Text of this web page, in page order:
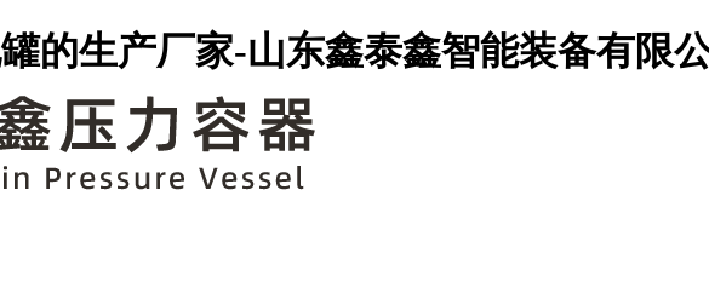
的生产厂家-山东鑫泰鑫智能装备有限